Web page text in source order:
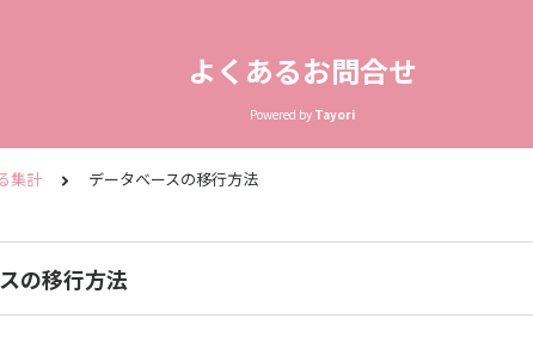
よくあるお問合せ
Powered by Tayori
集計 データベースの移行方法
の移行方法